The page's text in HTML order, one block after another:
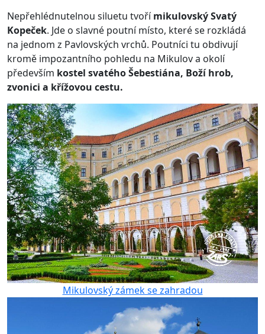
Nepřehlédnutelnou siluetu tvořímikulovský Svatý
Kopeček. Jde o slavné poutní místo, které se rozkládá
na jednom z Pavlovských vrchů. Poutníci tu obdivují
kromě impozantního pohledu na Mikulov a okolí
především kostel svatého Šebestiána, Boží hrob,
zvonici a křížovou cestu.
Mikulovský zámek se zahradou